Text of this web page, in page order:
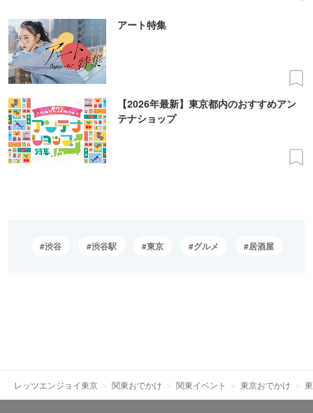
アート特集
【2026年最新】東京都内のおすすめアン
テナショップ
渋谷 渋谷駅 東京 グルメ 居酒屋
レッツエンジョイ東京 関東おでかけ 関東イベント 東京おでかけ